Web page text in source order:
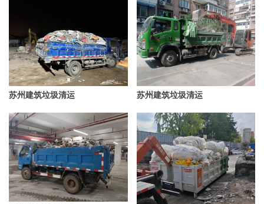
苏州建筑垃圾清运 苏州建筑垃圾清运